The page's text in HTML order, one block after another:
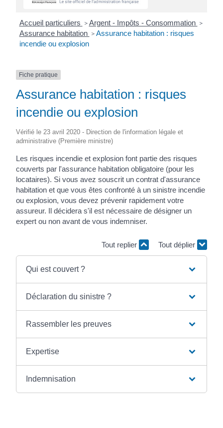
Accueil particuliers > Argent - Impôts - Consommation >
Assurance habitation > Assurance habitation : risques
incendie ou explosion
Fiche pratique
Assurance habitation : risques
incendie ou explosion
Vérifié le 23 avril 2020 - Direction de l'information légale et
administrative (Première ministre)
Les risques incendie et explosion font partie des risques
couverts par l'assurance habitation obligatoire (pour les
locataires). Si vous avez souscrit un contrat d'assurance
habitation et que vous êtes confronté à un sinistre incendie
ou explosion, vous devez prévenir rapidement votre
assureur. Il décidera s'il est nécessaire de désigner un
expert ou non avant de vous indemniser.
Tout replier Tout déplier
Qui est couvert ?
Déclaration du sinistre ?
Rassembler les preuves
Expertise
Indemnisation